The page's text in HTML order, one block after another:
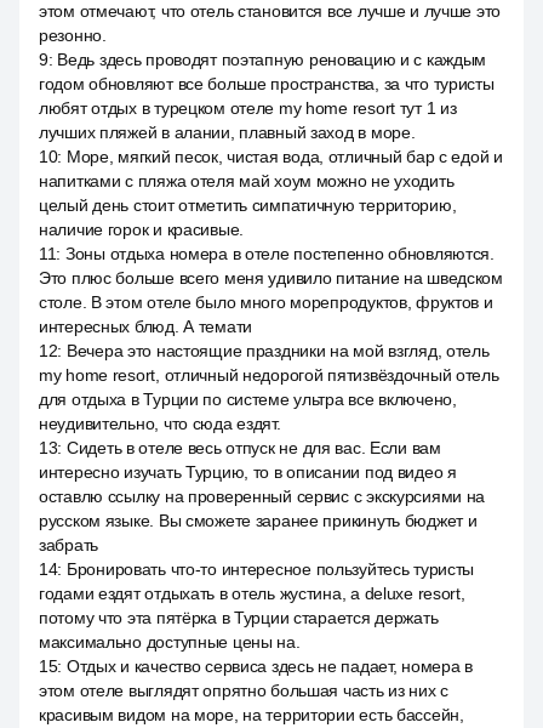
этом отмечают, что отель становится все лучше и лучше это
резонно.
9: Ведь здесь проводят поэтапную реновацию и с каждым
годом обновляют все больше пространства, за что туристы
любят отдых в турецком отеле my home resort тут 1 из
лучших пляжей в алании, плавный заход в море.
10: Море, мягкий песок, чистая вода, отличный бар с едой и
напитками с пляжа отеля май хоум можно не уходить
целый день стоит отметить симпатичную территорию,
наличие горок и красивые.
11: Зоны отдыха номера в отеле постепенно обновляются.
Это плюс больше всего меня удивило питание на шведском
столе. В этом отеле было много морепродуктов, фруктов и
интересных блюд. А темати
12: Вечера это настоящие праздники на мой взгляд, отель
my home resort, отличный недорогой пятизвёздочный отель
для отдыха в Турции по системе ультра все включено,
неудивительно, что сюда ездят.
13: Сидеть в отеле весь отпуск не для вас. Если вам
интересно изучать Турцию, то в описании под видео я
оставлю ссылку на проверенный сервис с экскурсиями на
русском языке. Вы сможете заранее прикинуть бюджет и
забрать
14: Бронировать что-то интересное пользуйтесь туристы
годами ездят отдыхать в отель жустина, а deluxe resort,
потому что эта пятёрка в Турции старается держать
максимально доступные цены на.
15: Отдых и качество сервиса здесь не падает, номера в
этом отеле выглядят опрятно большая часть из них с
красивым видом на море, на территории есть бассейн,